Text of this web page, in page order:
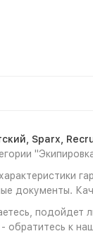
Sparx,
документы.
подойдет
к